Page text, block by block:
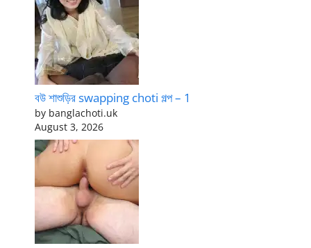
বউ শাশুড়ির swapping choti গল্প – 1
by banglachoti.uk
August 3, 2026